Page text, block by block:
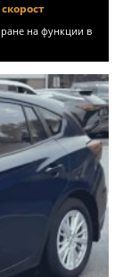
на функции в